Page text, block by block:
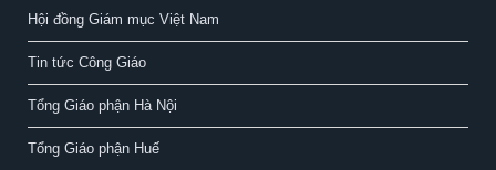
Hội đồng Giám mục Việt Nam
Tin tức Công Giáo
Tổng Giáo phận Hà Nội
Tổng Giáo phận Huế